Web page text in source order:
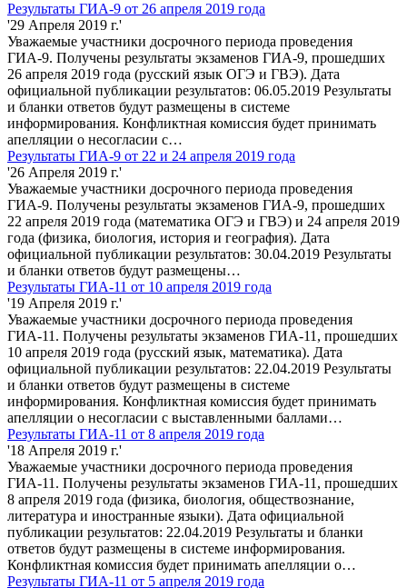
Результаты ГИА-9 от 26 апреля 2019 года
'29 Апреля 2019 г.'
Уважаемые участники досрочного периода проведения
ГИА-9. Получены результаты экзаменов ГИА-9, прошедших
26 апреля 2019 года (русский язык ОГЭ и ГВЭ). Дата
официальной публикации результатов: 06.05.2019 Результаты
и бланки ответов будут размещены в системе
информирования. Конфликтная комиссия будет принимать
апелляции о несогласии с…
Результаты ГИА-9 от 22 и 24 апреля 2019 года
'26 Апреля 2019 г.'
Уважаемые участники досрочного периода проведения
ГИА-9. Получены результаты экзаменов ГИА-9, прошедших
22 апреля 2019 года (математика ОГЭ и ГВЭ) и 24 апреля 2019
года (физика, биология, история и география). Дата
официальной публикации результатов: 30.04.2019 Результаты
и бланки ответов будут размещены…
Результаты ГИА-11 от 10 апреля 2019 года
'19 Апреля 2019 г.'
Уважаемые участники досрочного периода проведения
ГИА-11. Получены результаты экзаменов ГИА-11, прошедших
10 апреля 2019 года (русский язык, математика). Дата
официальной публикации результатов: 22.04.2019 Результаты
и бланки ответов будут размещены в системе
информирования. Конфликтная комиссия будет принимать
апелляции о несогласии с выставленными баллами…
Результаты ГИА-11 от 8 апреля 2019 года
'18 Апреля 2019 г.'
Уважаемые участники досрочного периода проведения
ГИА-11. Получены результаты экзаменов ГИА-11, прошедших
8 апреля 2019 года (физика, биология, обществознание,
литература и иностранные языки). Дата официальной
публикации результатов: 22.04.2019 Результаты и бланки
ответов будут размещены в системе информирования.
Конфликтная комиссия будет принимать апелляции о…
Результаты ГИА-11 от 5 апреля 2019 года